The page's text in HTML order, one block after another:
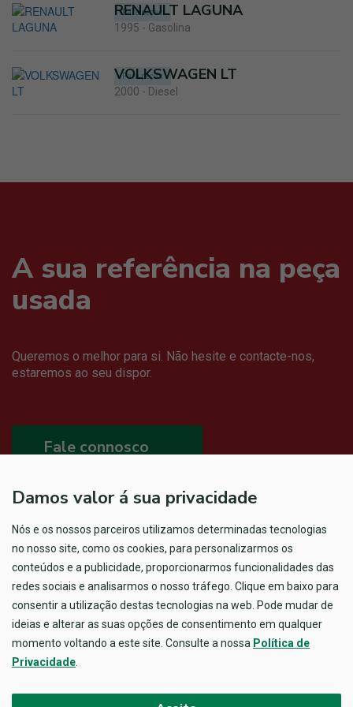
Para peças
RENAULT LAGUNA
1995 - Gasolina
Para peças
VOLKSWAGEN LT
2000 - Diesel
A sua referência na peça
usada
Queremos o melhor para si. Não hesite e contacte-nos,
estaremos ao seu dispor.
Fale connosco
Política de Privacidade e Proteção de Dados Pessoais
Damos valor á sua privacidade
Nós e os nossos parceiros utilizamos determinadas tecnologias
no nosso site, como os cookies, para personalizarmos os
conteúdos e a publicidade, proporcionarmos funcionalidades das
redes sociais e analisarmos o nosso tráfego. Clique em baixo para
consentir a utilização destas tecnologias na web. Pode mudar de
ideias e alterar as suas opções de consentimento em qualquer
momento voltando a este site. Consulte a nossa Política de
Privacidade